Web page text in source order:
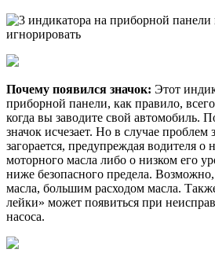
Почему появился значок: Этот
приборной панели, как правило,
когда вы заводите свой автомобиль.
значок исчезает. Но в случае проблем
загорается, предупреждая водителя о
моторного масла либо о низком его
ниже безопасного предела. Возможно,
масла, большим расходом масла.
лейки» может появиться при
насоса.